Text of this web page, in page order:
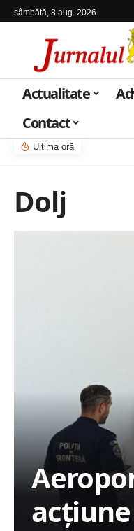
sâmbătă, 8 aug. 2026
Actualitate
Contact
Ultima oră
Dolj